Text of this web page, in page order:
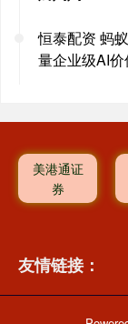
恒泰配资 蚂
量企业级AI
美港通证
券
友情链接：